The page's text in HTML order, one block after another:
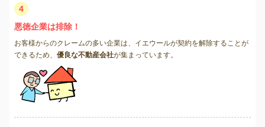
4
悪徳企業は排除！
お客様からのクレームの多い企業は、イエウールが契約を解除することが
できるため、 優良な不動産会社が集まっています。